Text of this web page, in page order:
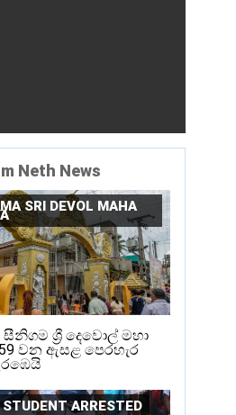
Neth News
SRI DEVOL MAHA
ශ්‍රී දෙවොල් මහා
වන ඇසළ පෙරහැර
ARRESTED